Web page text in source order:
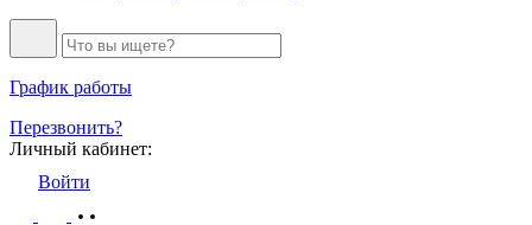
График работы
Перезвонить?
Личный кабинет:
Войти